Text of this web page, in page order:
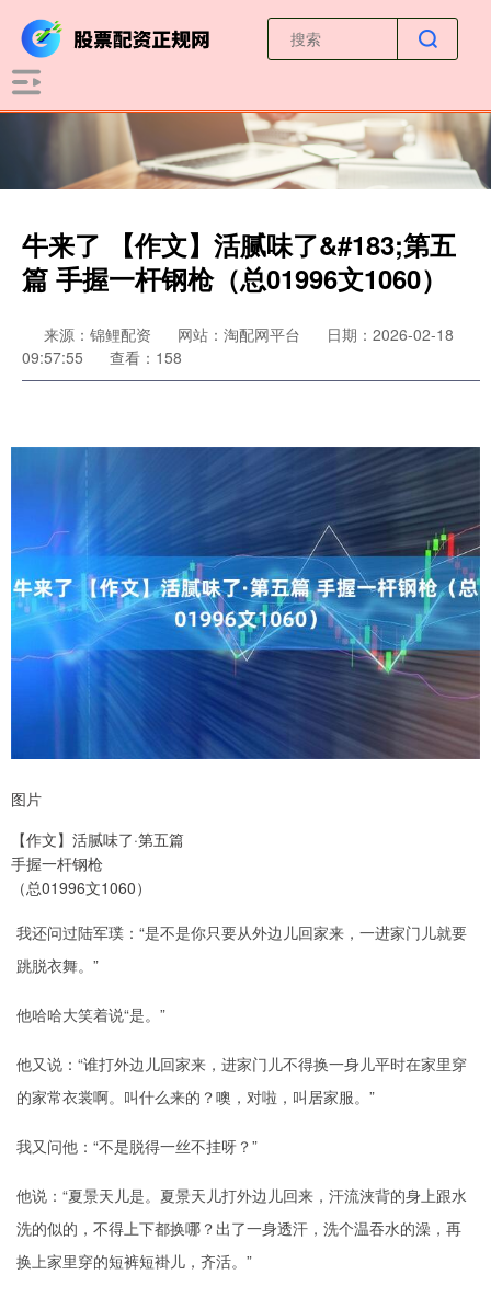
牛来了 【作文】活腻味了&#183;第五
篇 手握一杆钢枪（总01996文1060）
来源：锦鲤配资 网站：淘配网平台
日期：2026-02-18
09:57:55
查看：158
图片
【作文】活腻味了·第五篇
手握一杆钢枪
（总01996文1060）
我还问过陆军璞：“是不是你只要从外边儿回家来，一进家门儿就要
跳脱衣舞。”
他哈哈大笑着说“是。”
他又说：“谁打外边儿回家来，进家门儿不得换一身儿平时在家里穿
的家常衣裳啊。叫什么来的？噢，对啦，叫居家服。”
我又问他：“不是脱得一丝不挂呀？”
他说：“夏景天儿是。夏景天儿打外边儿回来，汗流浃背的身上跟水
洗的似的，不得上下都换哪？出了一身透汗，洗个温吞水的澡，再
换上家里穿的短裤短褂儿，齐活。”